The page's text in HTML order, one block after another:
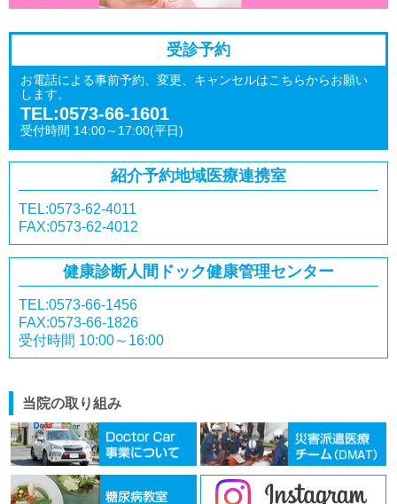
受診予約
お電話による事前予約、変更、キャンセルはこちらからお願い
します。
TEL:0573-66-1601
受付時間 14:00～17:00(平日)
紹介予約地域医療連携室
TEL:0573-62-4011
FAX:0573-62-4012
健康診断人間ドック健康管理センター
TEL:0573-66-1456
FAX:0573-66-1826
受付時間 10:00～16:00
当院の取り組み